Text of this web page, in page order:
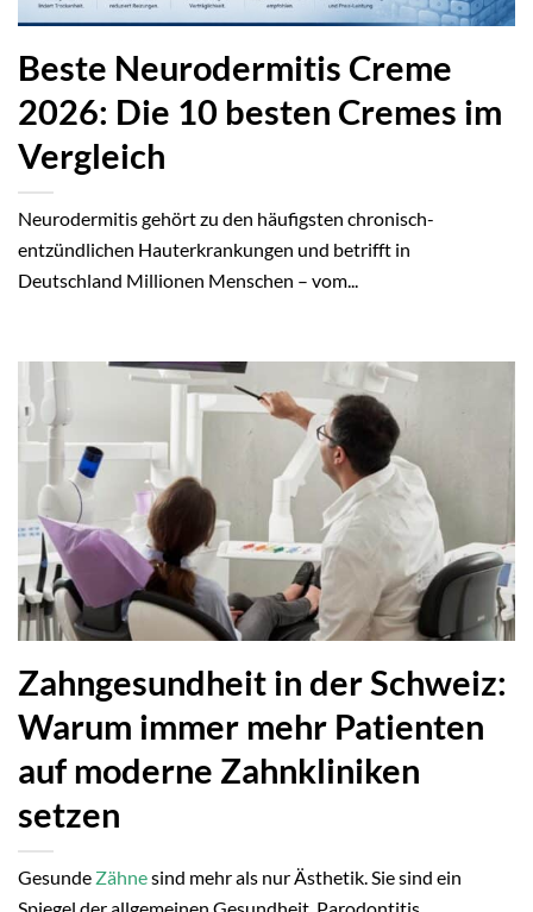
Beste Neurodermitis Creme
2026: Die 10 besten Cremes im
Vergleich
Neurodermitis gehört zu den häufigsten chronisch-
entzündlichen Hauterkrankungen und betrifft in
Deutschland Millionen Menschen – vom...
Zahngesundheit in der Schweiz:
Warum immer mehr Patienten
auf moderne Zahnkliniken
setzen
Gesunde Zähnesind mehr als nur Ästhetik. Sie sind ein